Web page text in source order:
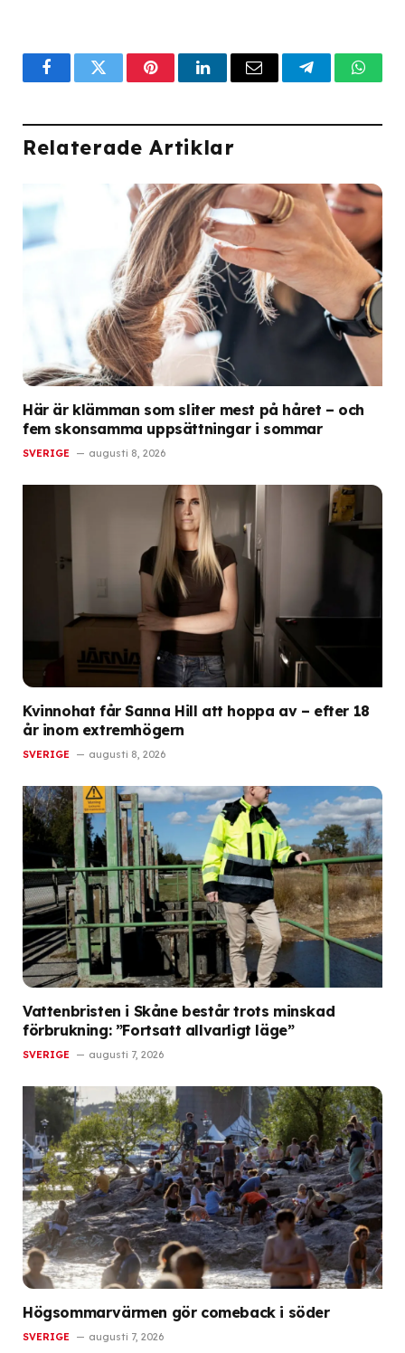
FacebookTwitterPinterestLinkedInEmail Telegram
Relaterade Artiklar
Här är klämman som sliter mest på håret – och
fem skonsamma uppsättningar i sommar
SVERIGE augusti 8, 2026
Kvinnohat får Sanna Hill att hoppa av – efter 18
år inom extremhögern
SVERIGE augusti 8, 2026
Vattenbristen i Skåne består trots minskad
förbrukning: ”Fortsatt allvarligt läge”
SVERIGE augusti 7, 2026
Högsommarvärmen gör comeback i söder
SVERIGE augusti 7, 2026